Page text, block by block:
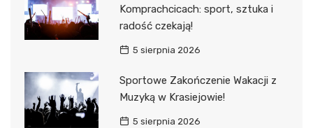
Komprachcicach: sport, sztuka i
radość czekają!
5 sierpnia 2026
Sportowe Zakończenie Wakacji z
Muzyką w Krasiejowie!
5 sierpnia 2026